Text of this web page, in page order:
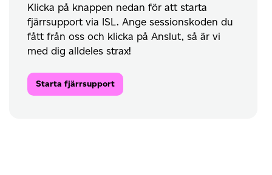
Klicka på knappen nedan för att starta
fjärrsupport via ISL. Ange sessionskoden du
fått från oss och klicka på Anslut, så är vi
med dig alldeles strax!
Starta fjärrsupport